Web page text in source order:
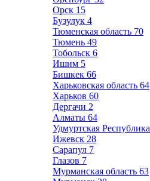
Орск 15
Бузулук 4
Тюменская область 70
Тюмень 49
Тобольск 6
Ишим 5
Бишкек 66
Харьковская область 64
Харьков 60
Дергачи 2
Алматы 64
Удмуртская Республика
Ижевск 28
Сарапул 7
Глазов 7
Мурманская область 63